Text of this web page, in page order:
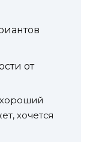
от
хороший
хочется